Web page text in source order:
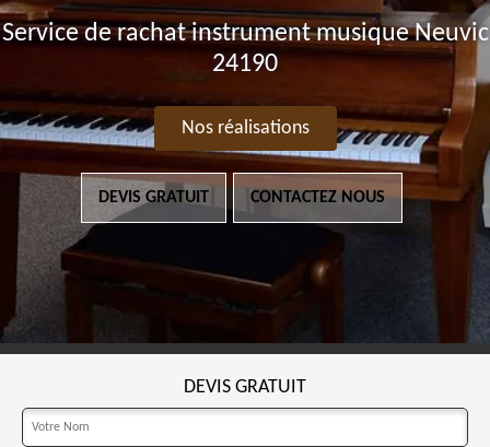
Service de rachat instrument musique Neuvic
24190
Nos réalisations
DEVIS GRATUIT CONTACTEZ NOUS
DEVIS GRATUIT